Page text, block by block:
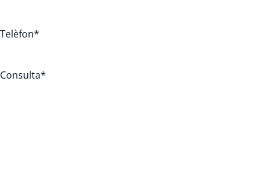
Telèfon*
Consulta*